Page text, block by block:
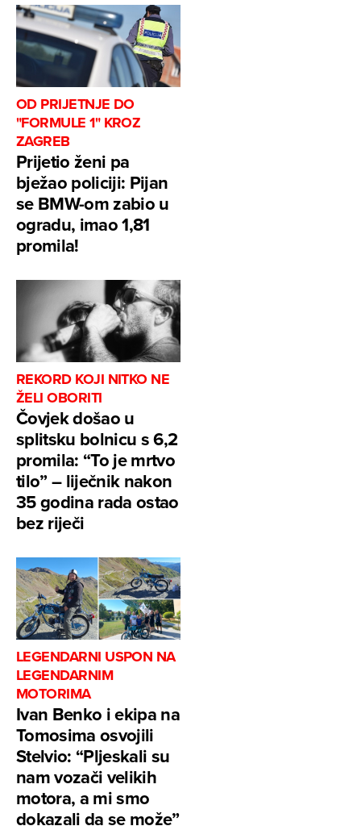
OD PRIJETNJE DO
"FORMULE 1" KROZ
ZAGREB
Prijetio ženi pa
bježao policiji: Pijan
se BMW-om zabio u
ogradu, imao 1,81
promila!
REKORD KOJI NITKO NE
ŽELI OBORITI
Čovjek došao u
splitsku bolnicu s 6,2
promila: “To je mrtvo
tilo” – liječnik nakon
35 godina rada ostao
bez riječi
LEGENDARNI USPON NA
LEGENDARNIM
MOTORIMA
Ivan Benko i ekipa na
Tomosima osvojili
Stelvio: “Pljeskali su
nam vozači velikih
motora, a mi smo
dokazali da se može”